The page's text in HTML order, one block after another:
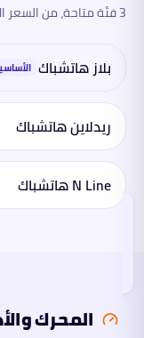
الفئات
والأداء
الأبعاد
السلامة
ما
3 فئة متاحة، من السعر الأساسي حتى أعلى تجهيز
بلاز هاتشباك
ريدلاين هاتشباك
N Line هاتشباك
المحرك